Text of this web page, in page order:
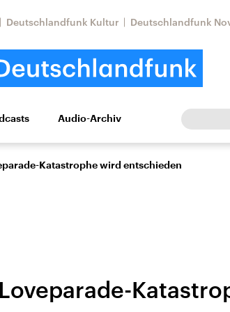
Deutschlandfunk Kultur Deutschlandfunk
Kultur Europa
Nahostkonflikt
Aktuelle Lage und
Iran
Audio-Archiv
Katastrophe wird entschieden